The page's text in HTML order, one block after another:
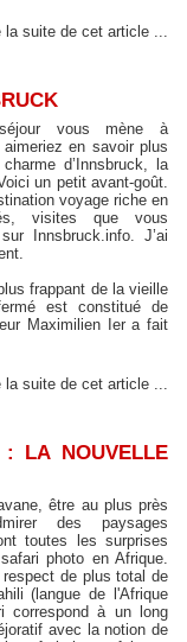
la suite de cet article ...
vous mène à
en savoir plus
d’Innsbruck, la
un petit avant-goût.
voyage riche en
visites que vous
Innsbruck.info. J’ai
frappant de la vieille
est constitué de
Maximilien Ier a fait
la suite de cet article ...
: LA NOUVELLE
être au plus près
des paysages
toutes les surprises
photo en Afrique.
de plus total de
(langue de l'Afrique
correspond à un long
avec la notion de